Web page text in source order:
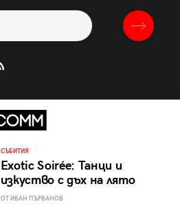
СЪБИТИЯ
Exotic Soirée: Танци и
изкуство с дъх на лято
ОТ ИВАН ПЪРВАНОВ